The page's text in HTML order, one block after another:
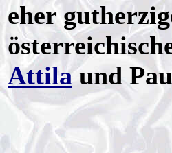
eher
Attilaund